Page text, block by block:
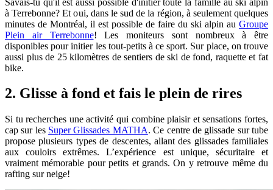
à Terrebonne? Et oui, dans le sud de la région, à seulement quelques
minutes de Montréal, il est possible de faire du ski alpin au Groupe
Plein air Terrebonne! Les moniteurs sont nombreux à être
disponibles pour initier les tout-petits à ce sport. Sur place, on trouve
aussi plus de 25 kilomètres de sentiers de ski de fond, raquette et fat
bike.
2. Glisse à fond et fais le plein de rires
Si tu recherches une activité qui combine plaisir et sensations fortes,
cap sur les Super Glissades MATHA. Ce centre de glissade sur tube
propose plusieurs types de descentes, allant des glissades familiales
aux couloirs extrêmes. L’expérience est unique, sécuritaire et
vraiment mémorable pour petits et grands. On y retrouve même du
rafting sur neige!